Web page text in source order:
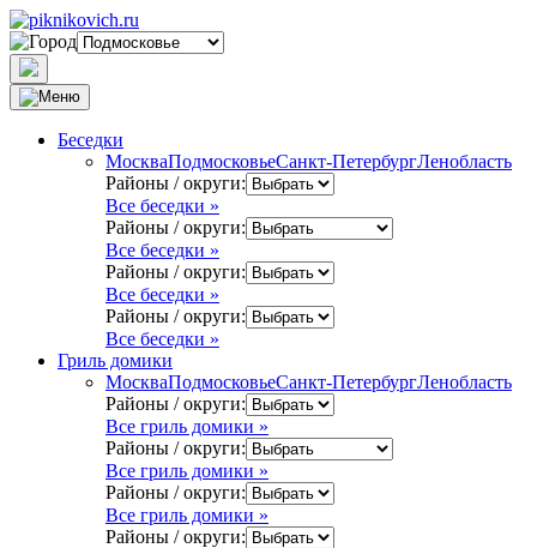
Беседки
МоскваПодмосковьеСанкт-ПетербургЛенобласть
Районы / округи:
Все беседки »
Районы / округи:
Все беседки »
Районы / округи:
Все беседки »
Районы / округи:
Все беседки »
Гриль домики
МоскваПодмосковьеСанкт-ПетербургЛенобласть
Районы / округи:
Все гриль домики »
Районы / округи:
Все гриль домики »
Районы / округи:
Все гриль домики »
Районы / округи: